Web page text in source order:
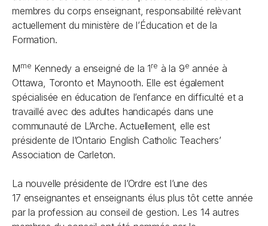
membres du corps enseignant, responsabilité relèvant
actuellement du ministère de l’Éducation et de la
Formation.
Mme Kennedy a enseigné de la 1re à la 9e année à
Ottawa, Toronto et Maynooth. Elle est également
spécialisée en éducation de l’enfance en difficulté et a
travaillé avec des adultes handicapés dans une
communauté de L’Arche. Actuellement, elle est
présidente de l’Ontario English Catholic Teachers’
Association de Carleton.
La nouvelle présidente de l’Ordre est l’une des
17 enseignantes et enseignants élus plus tôt cette année
par la profession au conseil de gestion. Les 14 autres